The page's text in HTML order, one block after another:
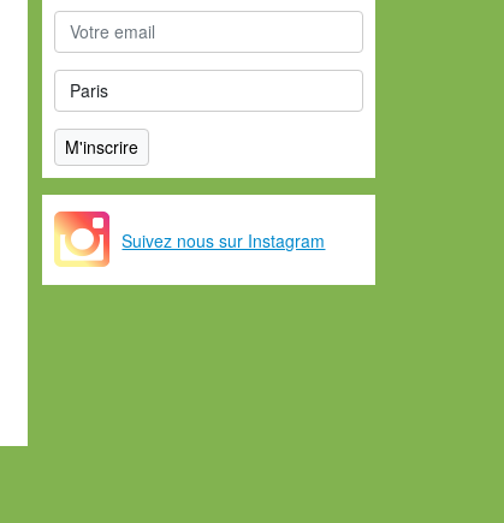
Suivez nous sur Instagram